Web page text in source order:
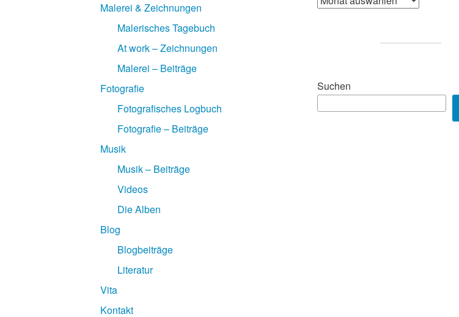
Malerei & Zeichnungen
Malerisches Tagebuch
At work – Zeichnungen
Malerei – Beiträge
Fotografie
Fotografisches Logbuch
Fotografie – Beiträge
Musik
Musik – Beiträge
Videos
Die Alben
Blog
Blogbeiträge
Literatur
Vita
Kontakt
Suchen